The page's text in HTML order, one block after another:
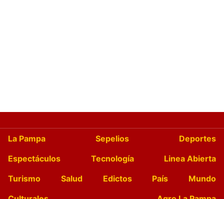
La Pampa Sepelios
Deportes
Espectáculos
Tecnología
Linea Abierta
Turismo
Salud Edictos País
Mundo